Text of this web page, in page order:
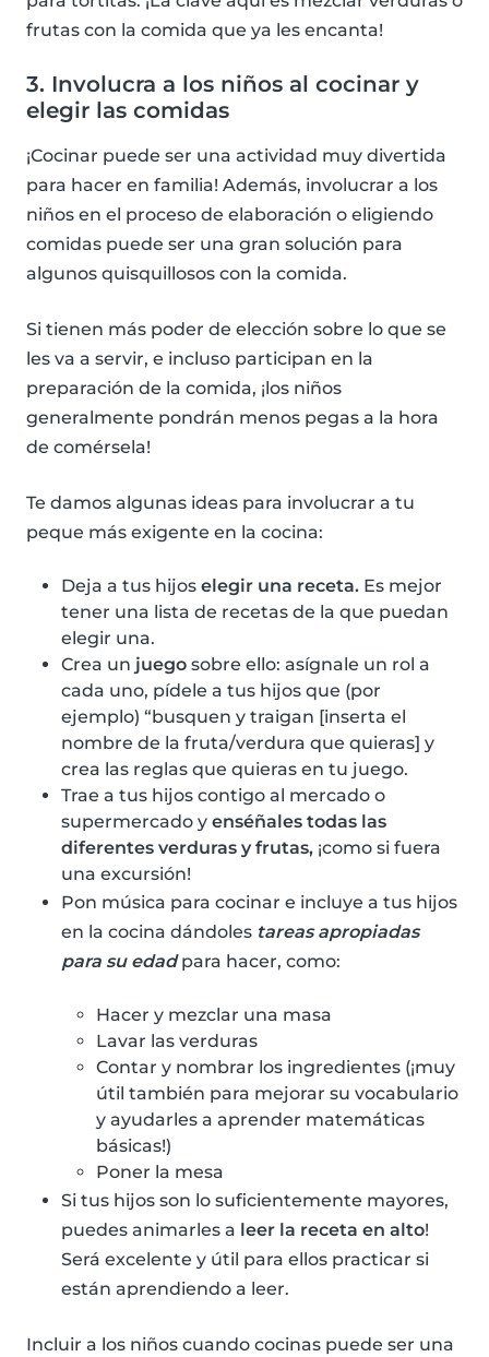
frutas con la comida que ya les encanta!
3. Involucra a los niños al cocinar y
elegir las comidas
¡Cocinar puede ser una actividad muy divertida
para hacer en familia! Además, involucrar a los
niños en el proceso de elaboración o eligiendo
comidas puede ser una gran solución para
algunos quisquillosos con la comida.
Si tienen más poder de elección sobre lo que se
les va a servir, e incluso participan en la
preparación de la comida, ¡los niños
generalmente pondrán menos pegas a la hora
de comérsela!
Te damos algunas ideas para involucrar a tu
peque más exigente en la cocina:
Deja a tus hijos elegir una receta. Es mejor
tener una lista de recetas de la que puedan
elegir una.
Crea un juego sobre ello: asígnale un rol a
cada uno, pídele a tus hijos que (por
ejemplo) “busquen y traigan [inserta el
nombre de la fruta/verdura que quieras] y
crea las reglas que quieras en tu juego.
Trae a tus hijos contigo al mercado o
supermercado y enséñales todas las
diferentes verduras y frutas, ¡como si fuera
una excursión!
Pon música para cocinar e incluye a tus hijos
en la cocina dándoles tareas apropiadas
para su edadpara hacer, como:
Hacer y mezclar una masa
Lavar las verduras
Contar y nombrar los ingredientes (¡muy
útil también para mejorar su vocabulario
y ayudarles a aprender matemáticas
básicas!)
Poner la mesa
Si tus hijos son lo suficientemente mayores,
puedes animarles a leer la receta en alto!
Será excelente y útil para ellos practicar si
están aprendiendo a leer.
Incluir a los niños cuando cocinas puede ser una